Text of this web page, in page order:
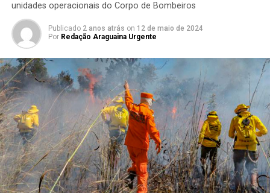
unidades operacionais do Corpo de Bombeiros
Publicado 2 anos atrás on 12 de maio de 2024
Por Redação Araguaina Urgente